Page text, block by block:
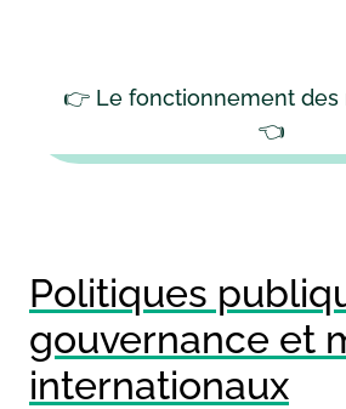
👉 Le fonctionnement des
👈
Politiques
gouvernance et
internationaux